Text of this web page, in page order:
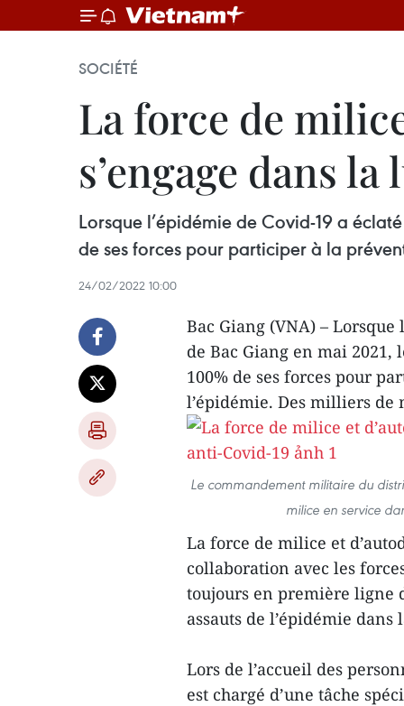
SOCIÉTÉ
La force de
s’engage dans
Lorsque l’épidémie de Covid-19 a
de ses forces pour participer à la
24/02/2022 10:00
Bac Giang (VNA) –
de Bac Giang en mai
100% de ses forces pour
l’épidémie. Des milliers de
Le commandement militaire du
milice en service
La force de milice et
collaboration avec les
toujours en première ligne
assauts de l’épidémie
Lors de l’accueil des
est chargé d’une tâche